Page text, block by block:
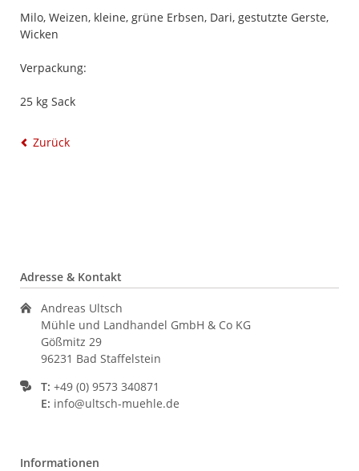
Milo, Weizen, kleine, grüne Erbsen, Dari, gestutzte Gerste,
Wicken
Verpackung:
25 kg Sack
Zurück
Adresse & Kontakt
Andreas Ultsch
Mühle und Landhandel GmbH & Co KG
Gößmitz 29
96231 Bad Staffelstein
T: +49 (0) 9573 340871
E: info@ultsch-muehle.de
Informationen